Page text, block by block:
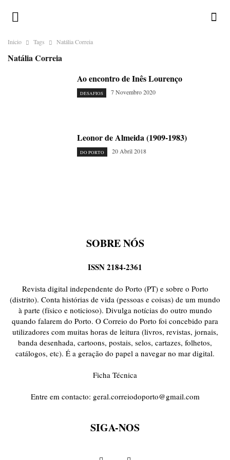
Inicio Tags Natália Correia
Natália Correia
Ao encontro de Inês Lourenço
DESAFIOS 7 Novembro 2020
Leonor de Almeida (1909-1983)
DO PORTO 20 Abril 2018
SOBRE NÓS
ISSN 2184-2361
Revista digital independente do Porto (PT) e sobre o Porto
(distrito). Conta histórias de vida (pessoas e coisas) de um mundo
à parte (físico e noticioso). Divulga notícias do outro mundo
quando falarem do Porto. O Correio do Porto foi concebido para
utilizadores com muitas horas de leitura (livros, revistas, jornais,
banda desenhada, cartoons, postais, selos, cartazes, folhetos,
catálogos, etc). É a geração do papel a navegar no mar digital.
Ficha Técnica
Entre em contacto: geral.correiodoporto@gmail.com
SIGA-NOS